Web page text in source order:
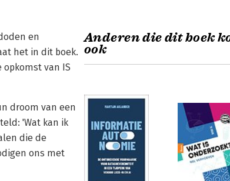
en
het in dit boek.
opkomst van IS
droom van een
'Wat kan ik
die de
ons met
Anderen die dit boek
ook